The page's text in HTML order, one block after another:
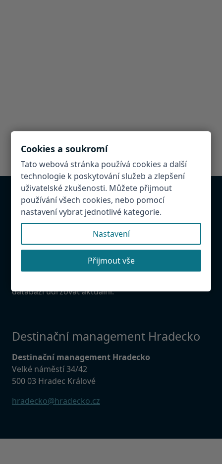
Chcete být v databázi?
Provozujete atrakci, restauraci, penzion v
Hradeckém regionu. Napište nám! Rádi Vás přidáme
do databáze.
databázi udržovat aktuální.
Destinační management Hradecko
Destinační management Hradecko
Velké náměstí 34/42
500 03 Hradec Králové
hradecko@hradecko.cz
Cookies a soukromí
Tato webová stránka používá cookies a další
technologie k poskytování služeb a zlepšení
uživatelské zkušenosti. Můžete přijmout
používání všech cookies, nebo pomocí
nastavení vybrat jednotlivé kategorie.
Nastavení
Přijmout vše